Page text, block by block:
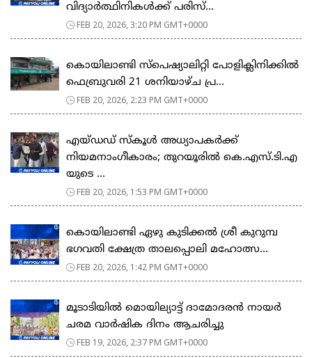
വിദ്യാർത്ഥിനികൾക്ക് പരിസ്...
FEB 20, 2026, 3:20 PM GMT+0000
കൊയിലാണ്ടി സ്പെഷ്യാലിറ്റി പോളിക്ലിനിക്കിൽ
ഫെബ്രുവരി 21 ശനിയാഴ്ച പ്ര...
FEB 20, 2026, 2:23 PM GMT+0000
എയ്ഡഡ് സ്കൂൾ അധ്യാപകർക്ക്
നിയമനാംഗീകാരം; തുറയൂരിൽ കെ.എസ്.ടി.എ
യുടെ ...
FEB 20, 2026, 1:53 PM GMT+0000
കൊയിലാണ്ടി ഏഴു കുടിക്കൽ ശ്രീ കുറുമ്പ
ഭഗവതി ക്ഷേത്ര താലപ്പൊലി മഹോത്സ...
FEB 20, 2026, 1:42 PM GMT+0000
മൂടാടിയിൽ മൊയില്യാട്ട് ദാമോദരൻ നായർ
ചരമ വാർഷിക ദിനം ആചരിച്ചു
FEB 19, 2026, 2:37 PM GMT+0000